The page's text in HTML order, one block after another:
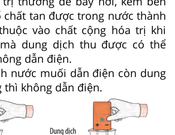
tan được trong nước thành
vào chất cộng hóa trị khi
dung dịch thu được có thể
dẫn điện.
nước muối dẫn điện còn dung
không dẫn điện.